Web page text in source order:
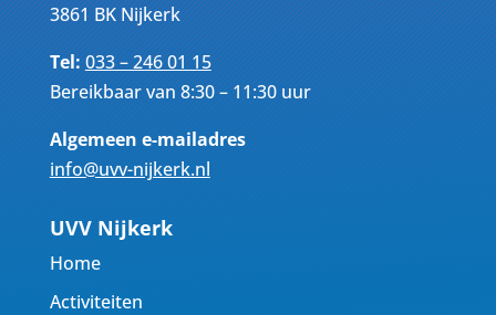
3861 BK Nijkerk
Tel:033 – 246 01 15
Bereikbaar van 8:30 – 11:30 uur
Algemeen e-mailadres
info@uvv-nijkerk.nl
UVV Nijkerk
Home
Activiteiten